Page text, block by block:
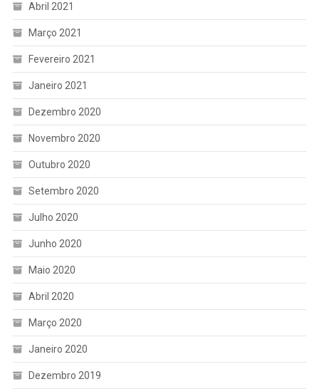
Abril 2021
Março 2021
Fevereiro 2021
Janeiro 2021
Dezembro 2020
Novembro 2020
Outubro 2020
Setembro 2020
Julho 2020
Junho 2020
Maio 2020
Abril 2020
Março 2020
Janeiro 2020
Dezembro 2019